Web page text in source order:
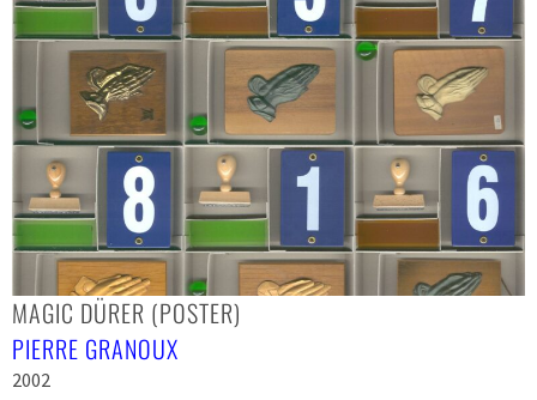
MAGIC DÜRER (POSTER)
PIERRE GRANOUX
2002